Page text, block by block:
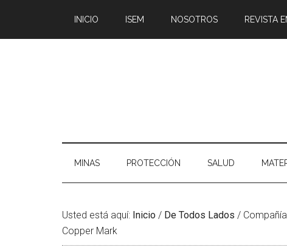
contenido
secondary
la
pie
INICIO ISEM NOSOTROS REVISTA
MINAS PROTECCIÓN SALUD
Usted está aquí: Inicio / De Todos Lados /
Copper Mark